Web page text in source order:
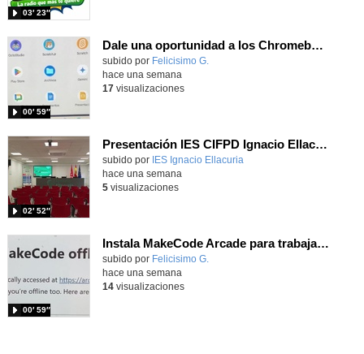
03′ 23″
Dale una oportunidad a los Chromebooks y utiliza un proyector para realizar talleres si no tienes pantallas táctiles
Contenido educativo.
subido por Felicisimo G.
00′ 59″
hace una semana
17visualizaciones
Presentación IES CIFPD Ignacio Ellacuría
Contenido educativo.
subido por IES Ignacio Ellacuria
02′ 52″
hace una semana
5visualizaciones
Instala MakeCode Arcade para trabajar offline en tu tablet, ordenador, Chromebook
Contenido educativo.
subido por Felicisimo G.
00′ 59″
hace una semana
14visualizaciones